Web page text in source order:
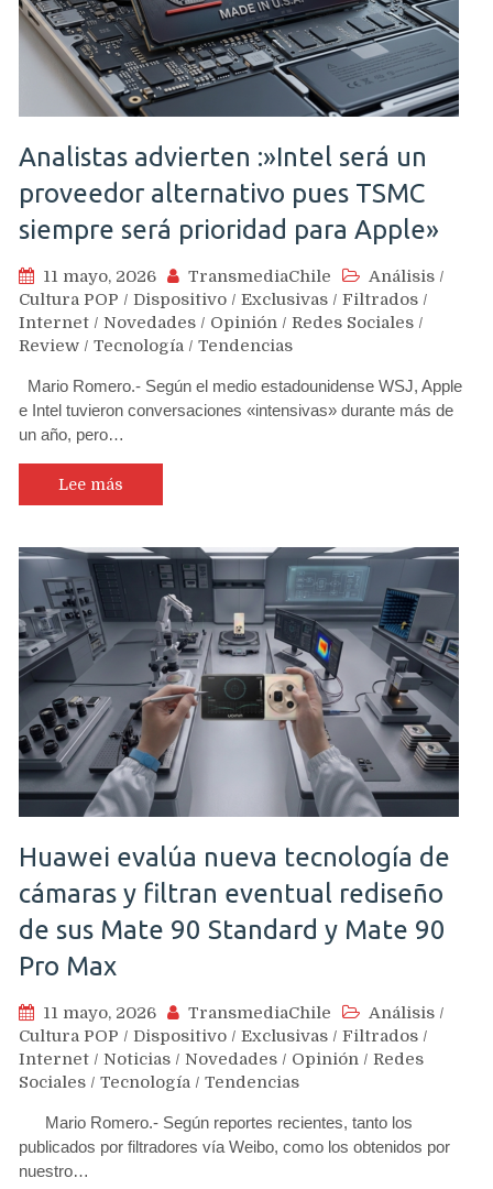
Analistas advierten :»Intel será un
proveedor alternativo pues TSMC
siempre será prioridad para Apple»
11 mayo, 2026 TransmediaChile Análisis /
Cultura POP / Dispositivo / Exclusivas / Filtrados /
Internet / Novedades / Opinión / Redes Sociales /
Review / Tecnología / Tendencias
Mario Romero.- Según el medio estadounidense WSJ, Apple
e Intel tuvieron conversaciones «intensivas» durante más de
un año, pero…
Lee más
Huawei evalúa nueva tecnología de
cámaras y filtran eventual rediseño
de sus Mate 90 Standard y Mate 90
Pro Max
11 mayo, 2026 TransmediaChile Análisis /
Cultura POP / Dispositivo / Exclusivas / Filtrados /
Internet / Noticias / Novedades / Opinión / Redes
Sociales / Tecnología / Tendencias
Mario Romero.- Según reportes recientes, tanto los
publicados por filtradores vía Weibo, como los obtenidos por
nuestro…